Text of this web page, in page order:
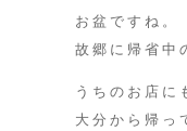
お盆ですね。
故郷に帰省中
うちのお店に
大分から帰っ